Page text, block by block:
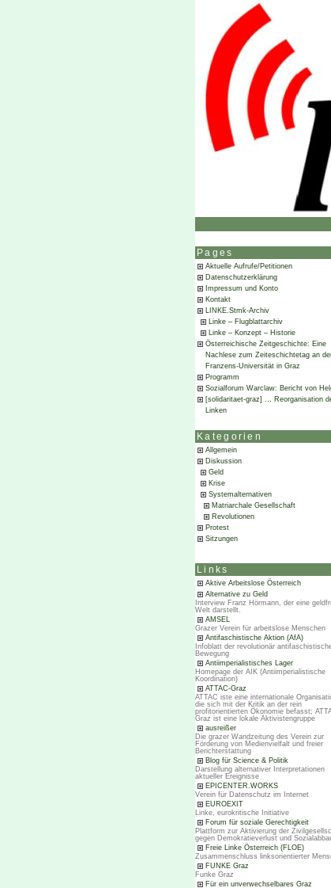
Pages
Aktuelle Aufrufe/Petitionen
Datenschutzerklärung
Impressum und Konto
Kontakt
LINKE.Stmk-Archiv
Linke – Flugblattarchiv
Linke – Konzept – Historie
Österreichische Zeitgeschichte: Eine
Nachlese zum Zeiteschichtetag an
Franzens-Universität in Graz
Programm
Sozialforum Warclaw: Bericht von
[solidaritaet-graz] … Reorganisation
Linken
Kategorien
Allgemein
Diskussion
Geld
Krise
Systemalternativen
Matriarchale Gesellschaft
Revolutionen
Protest
Sitzungen
Links
Aktive Arbeitslose Österreich
Alternative zu Geld
Interview Franz Hörmann, der eine
Welt darstellt.
AMSEL
Grazer Verein für arbeitslose Menschen
Antifaschistische Aktion (AfA)
Infoblatt der revolutionär
Bewegung
Antiimperialistisches Lager
Homepage der AIK (Antiimperialistische
Koordination)
ATTAC-Graz
ATTAC iste eine internationale
die sich mit der Kritik an der rein
profitorientierten Ökonomie befasst;
Graz ist eine lokale Aktivistengruppe
ausreißer
Die grazer Wandzeitung des Verein zur
Förderung von Medienvielfalt und freier
Berichterstattung
Blog für Science & Politik
Darstellung alternativer Interpretationen
aktueller Ereignisse
EPICENTER.WORKS
Verein für Datenschutz im Internet
EUROEXIT
Linke, eurokritische Initiative
Forum für soziale Gerechtigkeit
Plattform zur Aktivierung der
gegen Demokratieverlust und
Freie Linke Österreich (FLOE)
Zusammenschluss linksorientierter
FUNKE Graz
Funke Graz
Für ein unverwechselbares Graz